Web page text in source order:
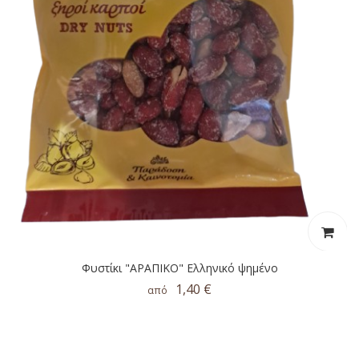
Φυστίκι "ΑΡΑΠΙΚΟ" Ελληνικό ψημένο
από 1,40 €